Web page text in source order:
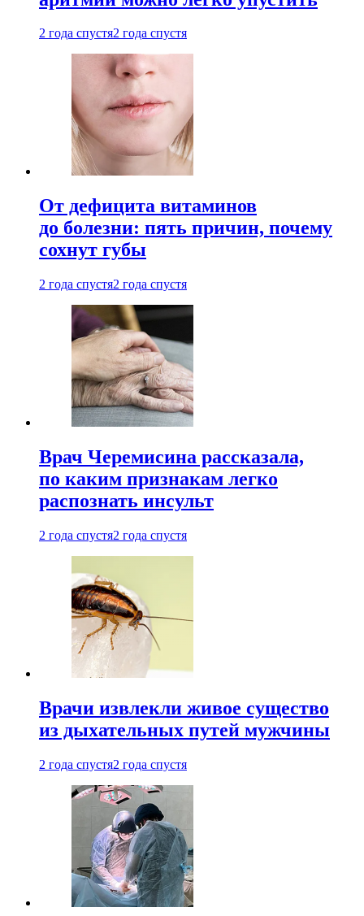
2 года спустя2 года спустя
От дефицита витаминов
до болезни: пять причин, почему
сохнут губы
2 года спустя2 года спустя
Врач Черемисина рассказала,
по каким признакам легко
распознать инсульт
2 года спустя2 года спустя
Врачи извлекли живое существо
из дыхательных путей мужчины
2 года спустя2 года спустя